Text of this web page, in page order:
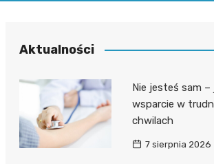
Aktualności
Nie jesteś sam –
wsparcie w
chwilach
7 sierpnia 2026